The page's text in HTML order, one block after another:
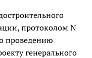
протоколом N
проведению
генерального